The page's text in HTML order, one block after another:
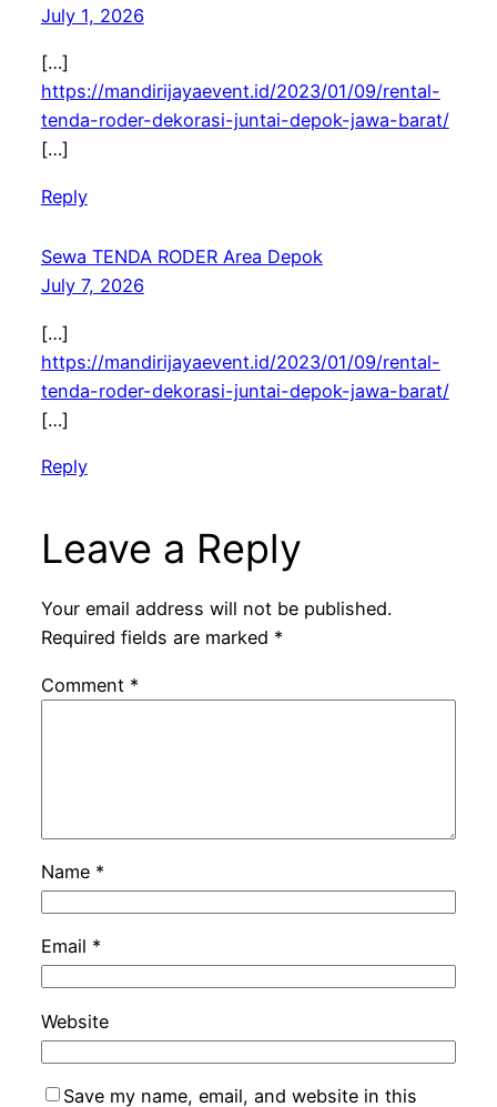
July 1, 2026
[…]
https://mandirijayaevent.id/2023/01/09/rental-
tenda-roder-dekorasi-juntai-depok-jawa-barat/
[…]
Reply
Sewa TENDA RODER Area Depok
July 7, 2026
[…]
https://mandirijayaevent.id/2023/01/09/rental-
tenda-roder-dekorasi-juntai-depok-jawa-barat/
[…]
Reply
Leave a Reply
Your email address will not be published.
Required fields are marked *
Comment *
Name *
Email *
Website
Save my name, email, and website in this